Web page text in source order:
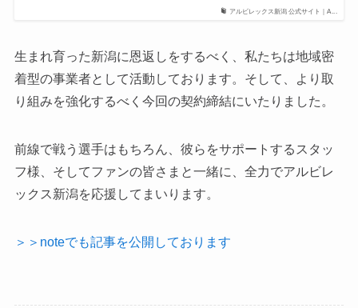
アルビレックス新潟 公式サイト｜A...
生まれ育った新潟に恩返しをするべく、私たちは地域密
着型の事業者として活動しております。そして、より取
り組みを強化するべく今回の契約締結にいたりました。
前線で戦う選手はもちろん、彼らをサポートするスタッ
フ様、そしてファンの皆さまと一緒に、全力でアルビレ
ックス新潟を応援してまいります。
＞＞noteでも記事を公開しております